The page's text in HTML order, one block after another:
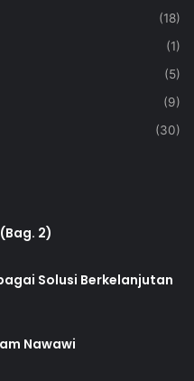
(18)
(1)
(5)
(9)
(30)
2)
Solusi Berkelanjutan
Nawawi